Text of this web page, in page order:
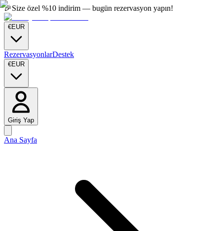
🎉Size özel %10 indirim — bugün rezervasyon yapın!
€EUR
RezervasyonlarDestek
€EUR
Giriş Yap
Ana Sayfa